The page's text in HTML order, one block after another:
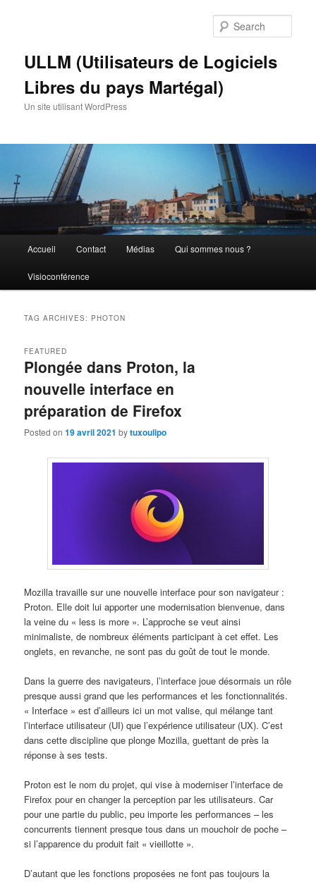
ULLM (Utilisateurs de Logiciels
Libres du pays Martégal)
Un site utilisant WordPress
Accueil Contact Médias Qui sommes nous ?
Visioconférence
TAG ARCHIVES: PHOTON
Plongée dans Proton, la
nouvelle interface en
préparation de Firefox
FEATURED
Posted on19 avril 2021 bytuxoulipo
Mozilla travaille sur une nouvelle interface pour son navigateur :
Proton. Elle doit lui apporter une modernisation bienvenue, dans
la veine du « less is more ». L’approche se veut ainsi
minimaliste, de nombreux éléments participant à cet effet. Les
onglets, en revanche, ne sont pas du goût de tout le monde.
Dans la guerre des navigateurs, l’interface joue désormais un rôle
presque aussi grand que les performances et les fonctionnalités.
« Interface » est d’ailleurs ici un mot valise, qui mélange tant
l’interface utilisateur (UI) que l’expérience utilisateur (UX). C’est
dans cette discipline que plonge Mozilla, guettant de près la
réponse à ses tests.
Proton est le nom du projet, qui vise à moderniser l’interface de
Firefox pour en changer la perception par les utilisateurs. Car
pour une partie du public, peu importe les performances – les
concurrents tiennent presque tous dans un mouchoir de poche –
si l’apparence du produit fait « vieillotte ».
D’autant que les fonctions proposées ne font pas toujours la